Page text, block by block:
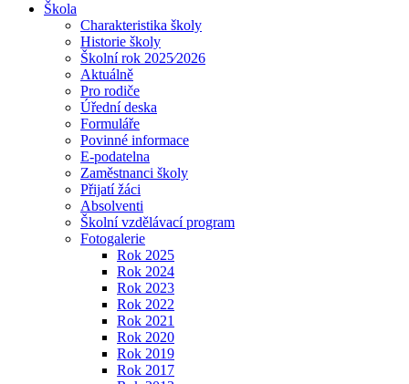
Škola
Charakteristika školy
Historie školy
Školní rok 2025⁄2026
Aktuálně
Pro rodiče
Úřední deska
Formuláře
Povinné informace
E-podatelna
Zaměstnanci školy
Přijatí žáci
Absolventi
Školní vzdělávací program
Fotogalerie
Rok 2025
Rok 2024
Rok 2023
Rok 2022
Rok 2021
Rok 2020
Rok 2019
Rok 2017